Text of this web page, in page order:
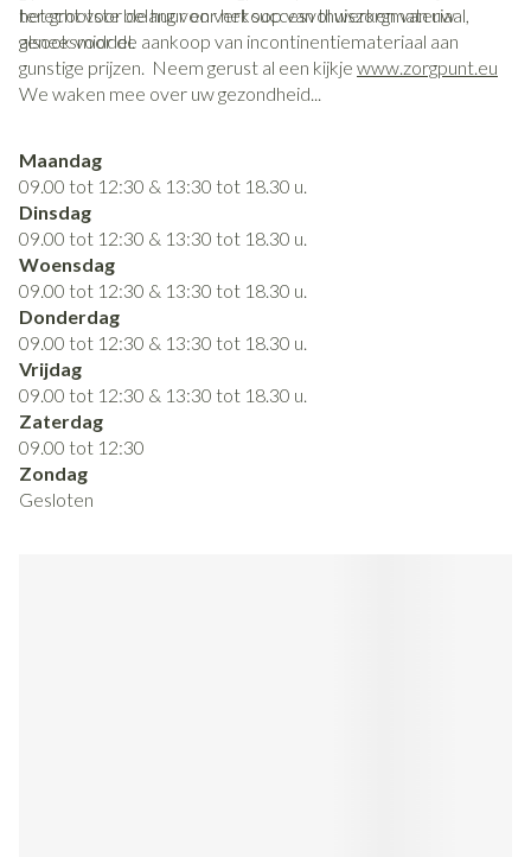
het grootste belang voor het succesvol werken van uw
geneesmiddel.
terecht voor de huur en verkoop van thuiszorgmateriaal,
alsook voor de aankoop van incontinentiemateriaal aan
gunstige prijzen. Neem gerust al een kijkje www.zorgpunt.eu
We waken mee over uw gezondheid...
Maandag
09.00 tot 12:30 & 13:30 tot 18.30 u.
Dinsdag
09.00 tot 12:30 & 13:30 tot 18.30 u.
Woensdag
09.00 tot 12:30 & 13:30 tot 18.30 u.
Donderdag
09.00 tot 12:30 & 13:30 tot 18.30 u.
Vrijdag
09.00 tot 12:30 & 13:30 tot 18.30 u.
Zaterdag
09.00 tot 12:30
Zondag
Gesloten